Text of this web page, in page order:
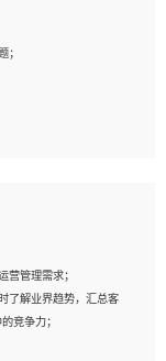
Linux常用命令和了解
路清晰。
等AI算法有深刻理
技术背景者优先；
团队协作，认真负责、
；
行图像处理；
熟练使用神经网络算法
方法；
营管理需求；
了解业界趋势，汇总客
竞争力；